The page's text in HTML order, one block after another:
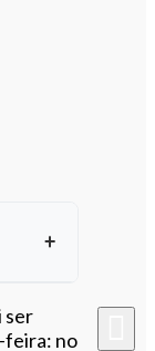
ser
feira: no